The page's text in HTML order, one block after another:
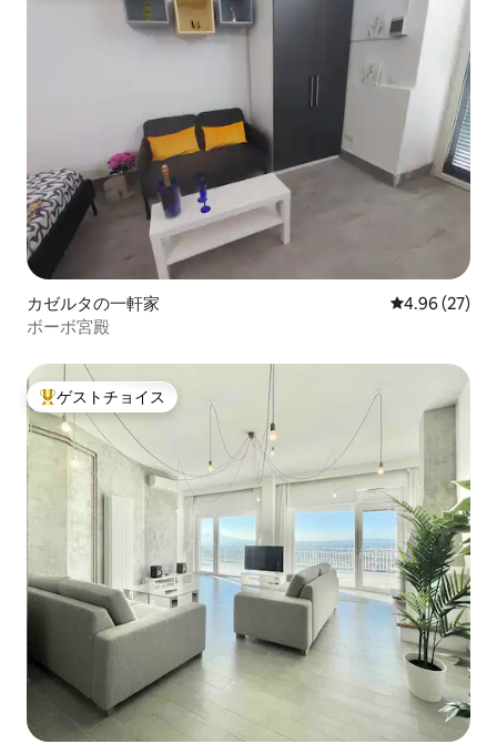
カゼルタの一軒家 レビュー27
4.96 (27)
ボーボ宮殿
大好評のゲストチョイスです。
ゲストチョイス